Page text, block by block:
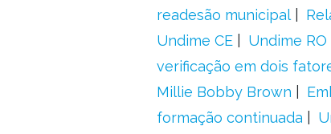
readesão municipal
Undime CE
Undime RO
verificação em dois
Millie Bobby Brown
formação continuada